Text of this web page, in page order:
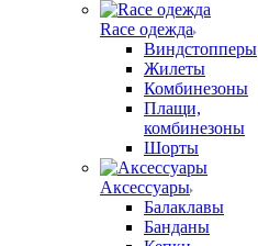
Race одежда
Виндстопперы
Жилеты
Комбинезоны
Плащи,
комбинезоны
Шорты
Аксессуары
Балаклавы
Банданы